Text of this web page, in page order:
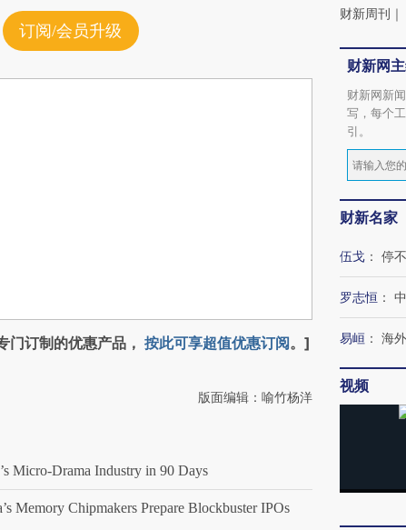
订阅/会员升级
订制的优惠产品， 按此可享超值优惠订阅。]
版面编辑：喻竹杨洋
Micro-Drama Industry in 90 Days
Memory Chipmakers Prepare Blockbuster IPOs
财新周刊 ｜
财新网
财新网新
写，每个
引。
财新名家
伍戈 ： 停
罗志恒 ：
易峘 ： 海
视频